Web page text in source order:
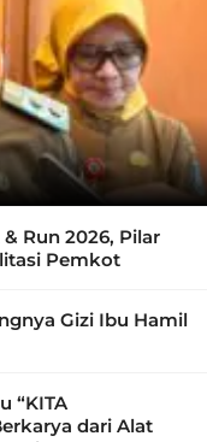
Run 2026, Pilar
Pemkot
Gizi Ibu Hamil
“KITA
dari Alat